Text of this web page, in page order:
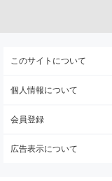
このサイトについて
個人情報について
会員登録
広告表示について